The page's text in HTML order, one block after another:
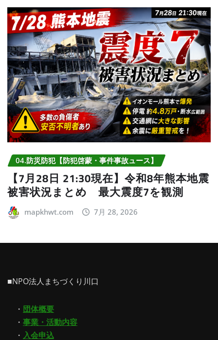
04.防災防犯【防犯啓蒙・事件事故ュース】
【7月28日 21:30現在】令和8年熊本地震
被害状況まとめ 最大震度7を観測
mapkhwt.com 7月 28, 2026
■NPO法人まちづくり川口
・ 団体概要
・ 事業・活動内容
・ 入会申込